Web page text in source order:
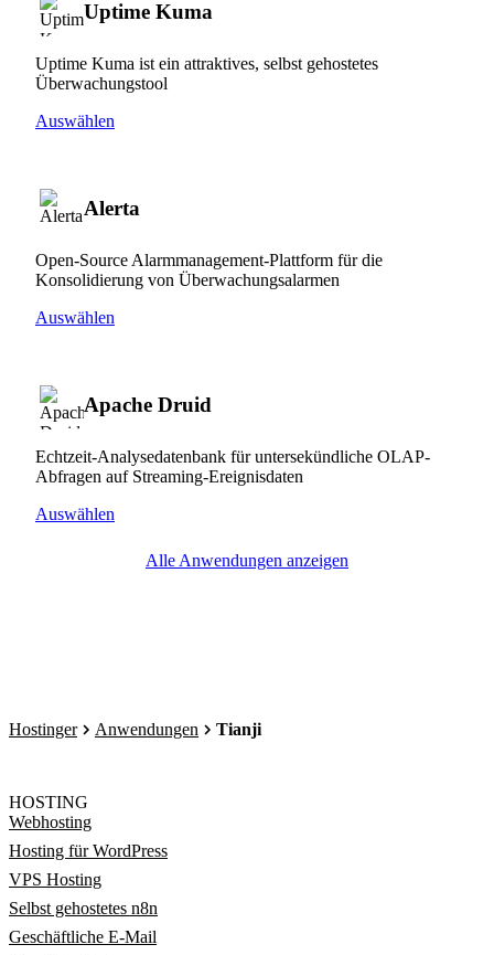
Uptime Kuma
Uptime Kuma ist ein attraktives, selbst gehostetes
Überwachungstool
Auswählen
Alerta
Open-Source Alarmmanagement-Plattform für die
Konsolidierung von Überwachungsalarmen
Auswählen
Apache Druid
Echtzeit-Analysedatenbank für untersekündliche OLAP-
Abfragen auf Streaming-Ereignisdaten
Auswählen
Alle Anwendungen anzeigen
Hostinger Anwendungen Tianji
HOSTING
Webhosting
Hosting für WordPress
VPS Hosting
Selbst gehostetes n8n
Geschäftliche E-Mail